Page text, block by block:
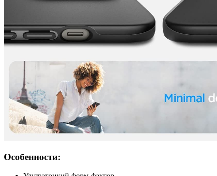
Особенности: